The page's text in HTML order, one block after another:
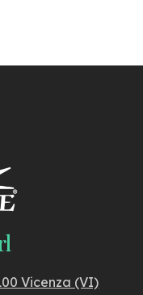
Vicenza (VI)